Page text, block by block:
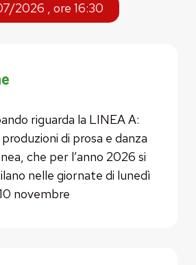
2026 , ore 16:30
riguarda la LINEA A:
di prosa e danza
che per l’anno 2026 si
nelle giornate di lunedì
novembre